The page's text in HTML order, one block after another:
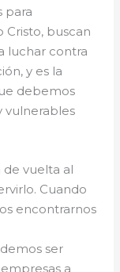
para
Cristo, buscan
luchar contra
y es la
debemos
vulnerables
de vuelta al
Cuando
encontrarnos
ser
a